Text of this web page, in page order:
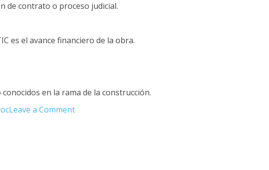
de contrato o proceso judicial.
es el avance financiero de la obra.
en la rama de la construcción.
Leave a Commenton